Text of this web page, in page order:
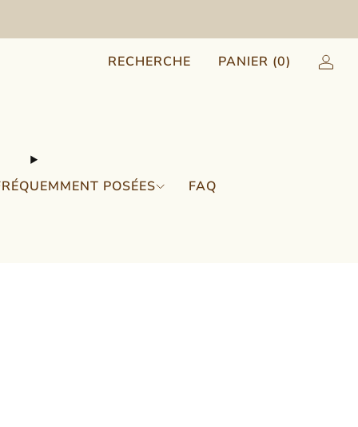
POSÉES FAQ
RECHERCHE PANIER (0)